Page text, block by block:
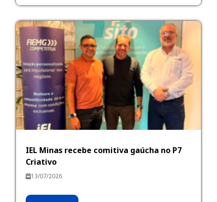
IEL Minas recebe comitiva gaúcha no P7
Criativo
13/07/2026